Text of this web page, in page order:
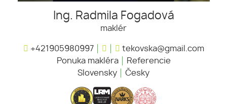
Ing. Radmila Fogadová
maklér
+421905980997
tekovska@gmail.com
Ponuka makléra
Referencie
Slovensky
Česky